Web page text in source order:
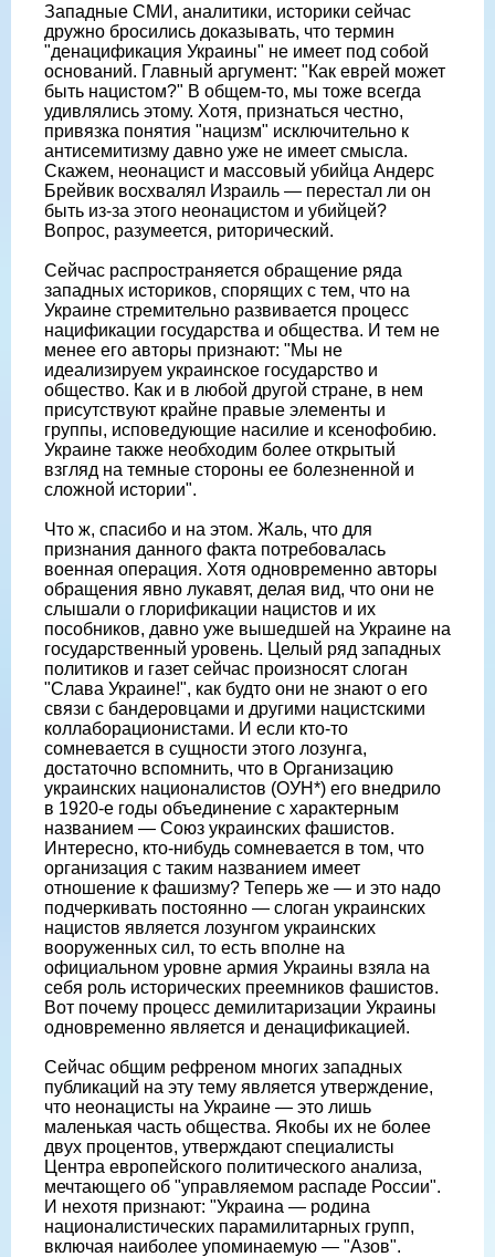
Западные СМИ, аналитики, историки сейчас
дружно бросились доказывать, что термин
"денацификация Украины" не имеет под собой
оснований. Главный аргумент: "Как еврей может
быть нацистом?" В общем-то, мы тоже всегда
удивлялись этому. Хотя, признаться честно,
привязка понятия "нацизм" исключительно к
антисемитизму давно уже не имеет смысла.
Скажем, неонацист и массовый убийца Андерс
Брейвик восхвалял Израиль — перестал ли он
быть из-за этого неонацистом и убийцей?
Вопрос, разумеется, риторический.
Сейчас распространяется обращение ряда
западных историков, спорящих с тем, что на
Украине стремительно развивается процесс
нацификации государства и общества. И тем не
менее его авторы признают: "Мы не
идеализируем украинское государство и
общество. Как и в любой другой стране, в нем
присутствуют крайне правые элементы и
группы, исповедующие насилие и ксенофобию.
Украине также необходим более открытый
взгляд на темные стороны ее болезненной и
сложной истории".
Что ж, спасибо и на этом. Жаль, что для
признания данного факта потребовалась
военная операция. Хотя одновременно авторы
обращения явно лукавят, делая вид, что они не
слышали о глорификации нацистов и их
пособников, давно уже вышедшей на Украине на
государственный уровень. Целый ряд западных
политиков и газет сейчас произносят слоган
"Слава Украине!", как будто они не знают о его
связи с бандеровцами и другими нацистскими
коллаборационистами. И если кто-то
сомневается в сущности этого лозунга,
достаточно вспомнить, что в Организацию
украинских националистов (ОУН*) его внедрило
в 1920-е годы объединение с характерным
названием — Союз украинских фашистов.
Интересно, кто-нибудь сомневается в том, что
организация с таким названием имеет
отношение к фашизму? Теперь же — и это надо
подчеркивать постоянно — слоган украинских
нацистов является лозунгом украинских
вооруженных сил, то есть вполне на
официальном уровне армия Украины взяла на
себя роль исторических преемников фашистов.
Вот почему процесс демилитаризации Украины
одновременно является и денацификацией.
Сейчас общим рефреном многих западных
публикаций на эту тему является утверждение,
что неонацисты на Украине — это лишь
маленькая часть общества. Якобы их не более
двух процентов, утверждают специалисты
Центра европейского политического анализа,
мечтающего об "управляемом распаде России".
И нехотя признают: "Украина — родина
националистических парамилитарных групп,
включая наиболее упоминаемую — "Азов".